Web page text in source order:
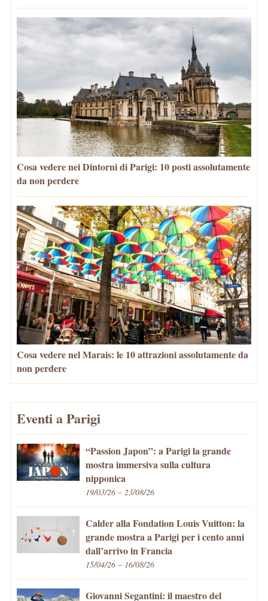
Cosa vedere nei Dintorni di Parigi: 10 posti assolutamente
da non perdere
Cosa vedere nel Marais: le 10 attrazioni assolutamente da
non perdere
Eventi a Parigi
“Passion Japon”: a Parigi la grande
mostra immersiva sulla cultura
nipponica
19/03/26 – 23/08/26
Calder alla Fondation Louis Vuitton: la
grande mostra a Parigi per i cento anni
dall’arrivo in Francia
15/04/26 – 16/08/26
Giovanni Segantini: il maestro del